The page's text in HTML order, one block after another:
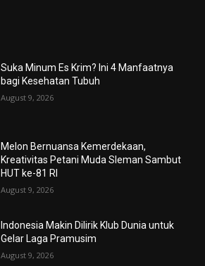
Suka Minum Es Krim? Ini 4 Manfaatnya
bagi Kesehatan Tubuh
August 9, 2026
Melon Bernuansa Kemerdekaan,
Kreativitas Petani Muda Sleman Sambut
HUT ke-81 RI
August 9, 2026
Indonesia Makin Dilirik Klub Dunia untuk
Gelar Laga Pramusim
August 9, 2026